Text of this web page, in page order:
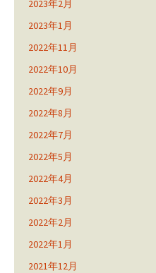
2023年2月
2023年1月
2022年11月
2022年10月
2022年9月
2022年8月
2022年7月
2022年5月
2022年4月
2022年3月
2022年2月
2022年1月
2021年12月